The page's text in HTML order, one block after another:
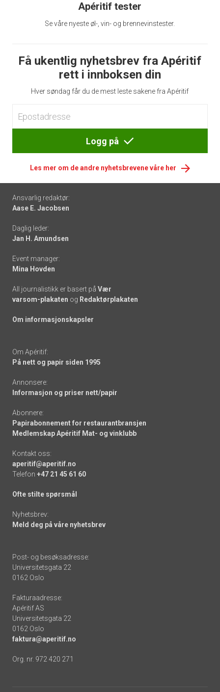
Apéritif tester
Se våre nyeste øl-, vin- og brennevinstester.
Få ukentlig nyhetsbrev fra Apéritif
rett i innboksen din
Hver søndag får du de mest leste sakene fra Apéritif
Logg på
Les mer om de andre nyhetsbrevene våre her
Footer
-
links
Ansvarlig redaktør:
Aase E. Jacobsen
Daglig leder:
Jan H. Amundsen
Event manager:
Mina Hovden
All journalistikk er basert på Vær
varsom-plakaten og Redaktørplakaten
Om informasjonskapsler
Om Apéritif:
På nett og papir siden 1995
Annonsere:
Informasjon og priser nett/papir
Abonnere:
Papirabonnement for restaurantbransjen
Medlemskap Apéritif Mat- og vinklubb
Kontakt oss:
aperitif@aperitif.no
Telefon +47 21 45 61 60
Ofte stilte spørsmål
Nyhetsbrev:
Meld deg på våre nyhetsbrev
Post- og besøksadresse:
Universitetsgata 22
0162 Oslo
Fakturaadresse:
Apéritif AS
Universitetsgata 22
0162 Oslo
faktura@aperitif.no
Org. nr. 972 420 271